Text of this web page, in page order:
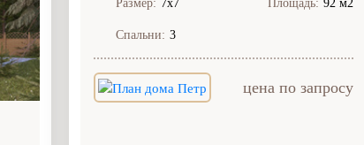
Размер: 7х7 Площадь: 92 м2
Спальни: 3
цена по запросу